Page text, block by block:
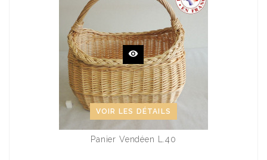
VOIR LES DÉTAILS
Panier Vendéen L.40